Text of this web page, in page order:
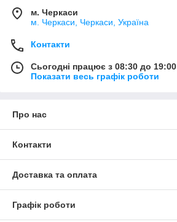
м. Черкаси
м. Черкаси, Черкаси, Україна
Контакти
Сьогодні працює з 08:30 до 19:00
Показати весь графік роботи
Про нас
Контакти
Доставка та оплата
Графік роботи